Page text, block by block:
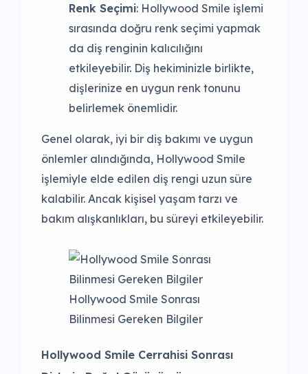
Renk Seçimi: Hollywood Smile işlemi
sırasında doğru renk seçimi yapmak
da diş renginin kalıcılığını
etkileyebilir. Diş hekiminizle birlikte,
dişlerinize en uygun renk tonunu
belirlemek önemlidir.
Genel olarak, iyi bir diş bakımı ve uygun
önlemler alındığında, Hollywood Smile
işlemiyle elde edilen diş rengi uzun süre
kalabilir. Ancak kişisel yaşam tarzı ve
bakım alışkanlıkları, bu süreyi etkileyebilir.
Hollywood Smile Sonrası
Bilinmesi Gereken Bilgiler
Hollywood Smile Cerrahisi Sonrası